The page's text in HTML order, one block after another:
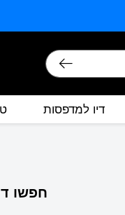
דיו למדפסות
חפשו